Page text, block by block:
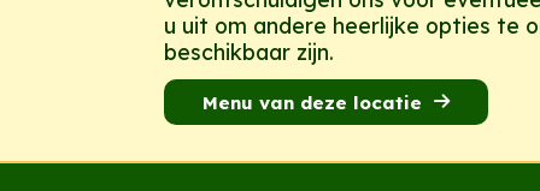
u uit om andere heerlijke opties te
beschikbaar zijn.
Menu van deze locatie